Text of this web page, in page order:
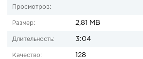
Просмотров:
Размер: 2,81 MB
Длительность: 3:04
Качество: 128